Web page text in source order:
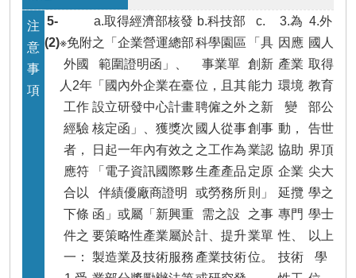
5-
(2)※免附
外國
人2年
工作
經驗
者，
應符
合以
下條
件之
一：
a.取得經濟部核發
之「企業營運總部
範圍證明函」、
「國內外企業在臺
設立研發中心計畫
核定函」、獲獎次
日起一年內有效之
「電子資訊國際夥
伴績優廠商證明
函」或屬「新興重
要策略性產業屬於
製造業及技術服務
b.科技部
科學園區
事業單
位，且其
聘僱之外
國人從事
之工作為
生產產品
或勞務所
需之設
計、提升
產業技術
c.
「具
創新
能力
之新
創事
業認
定原
則」
之事
業單
位。
3.為
因應
產業
環境
變
動，
協助
企業
延攬
專門
性、
技術
4.外
國人
取得
教育
部公
告世
界頂
尖大
學之
學士
以上
學